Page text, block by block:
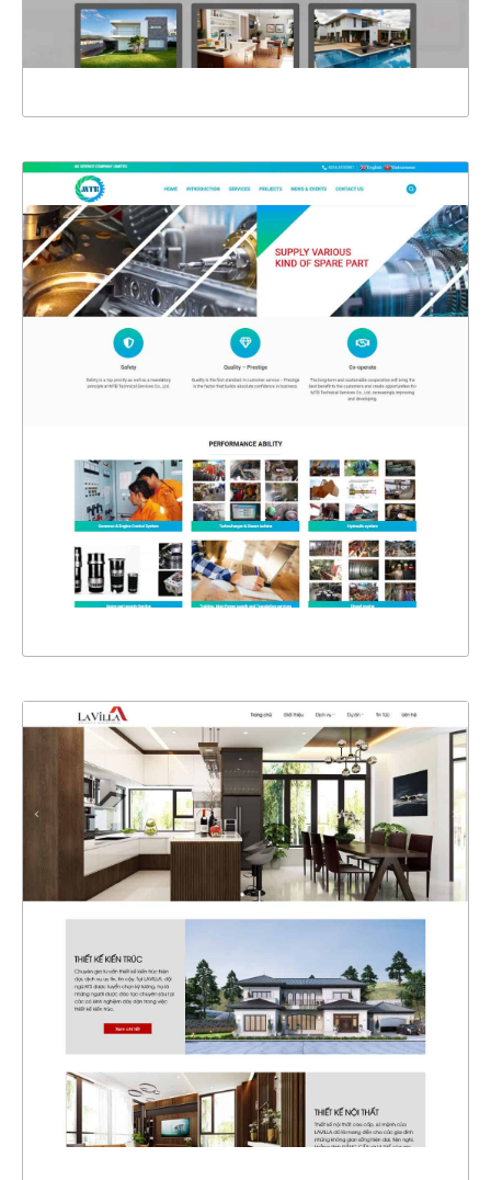
XEM THỰC TẾ
CHI TIẾT
XEM THỰC TẾ
4323
CHI TIẾT
XEM THỰC TẾ